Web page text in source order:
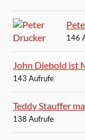
146
John Diebold ist
143 Aufrufe
Teddy Stauffer
138 Aufrufe